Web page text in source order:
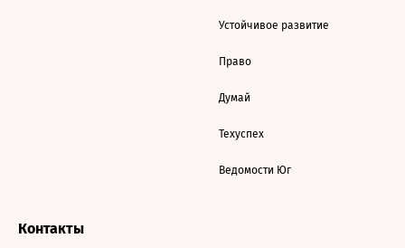
Устойчивое развитие
Право
Думай
Техуспех
Ведомости Юг
Контакты